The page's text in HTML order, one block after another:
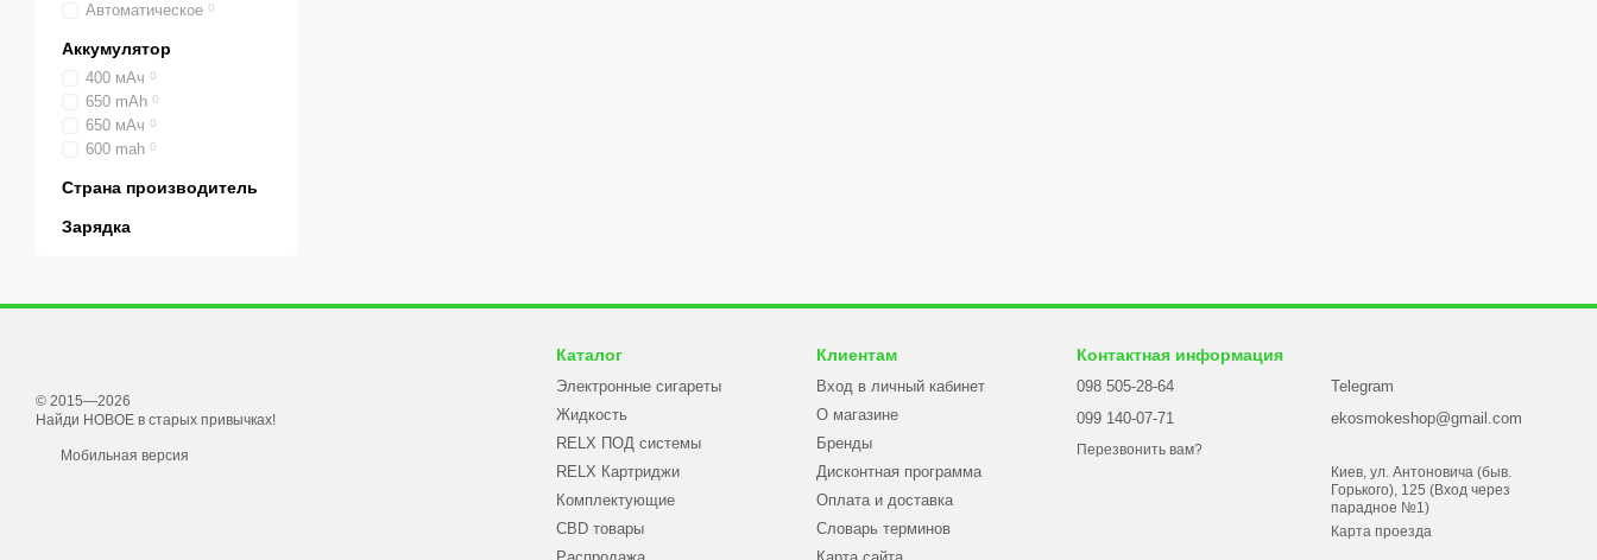
Автоматическое 0
Аккумулятор
400 мАч 0
650 mAh 0
650 мАч 0
600 mah 0
Страна производитель
Зарядка
© 2015—2026
Найди НОВОЕ в старых привычках!
Мобильная версия
Каталог
Электронные сигареты
Жидкость
RELX ПОД системы
RELX Картриджи
Комплектующие
CBD товары
Клиентам
Вход в личный кабинет
О магазине
Бренды
Дисконтная программа
Оплата и доставка
Словарь терминов
Контактная информация
098 505-28-64
099 140-07-71
Перезвонить вам?
Telegram
ekosmokeshop@gmail.com
Киев, ул. Антоновича (быв.
Горького), 125 (Вход через
парадное №1)
Карта проезда